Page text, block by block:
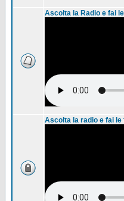
Ascolta la Radio e fai
Ascolta la radio e fai le